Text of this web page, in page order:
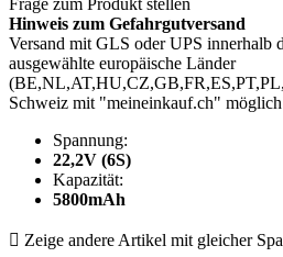
Hinweis zum Gefahrgutversand
Versand mit GLS oder UPS innerhalb
ausgewählte europäische Länder
Schweiz mit "meineinkauf.ch"
Spannung:
22,2V (6S)
Kapazität:
5800mAh
 Zeige andere Artikel mit gleicher